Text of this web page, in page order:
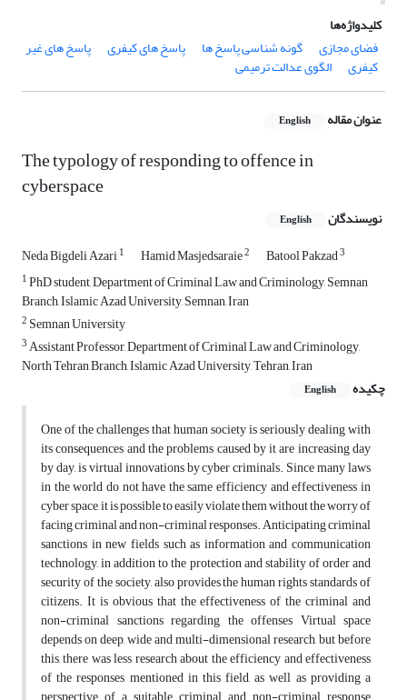
کلیدواژه‌ها
فضای مجازی
گونه شناسی پاسخ ها پاسخ های کیفری پاسخ های غیر
کیفری الگوی عدالت ترمیمی
عنوان مقاله English
The typology of responding to offence in
cyberspace
نویسندگان English
Neda Bigdeli Azari1 Hamid Masjedsaraie2 Batool Pakzad3
1PhD student, Department of Criminal Law and Criminology, Semnan
Branch, Islamic Azad University, Semnan, Iran
2 Semnan University
3Assistant Professor, Department of Criminal Law and Criminology,
North Tehran Branch, Islamic Azad University, Tehran, Iran
چکیده
English
One of the challenges that human society is seriously dealing with
its consequences and the problems caused by it are increasing day
by day, is virtual innovations by cyber criminals. Since many laws
in the world do not have the same efficiency and effectiveness in
cyber space, it is possible to easily violate them without the worry of
facing criminal and non-criminal responses. Anticipating criminal
sanctions in new fields such as information and communication
technology, in addition to the protection and stability of order and
security of the society, also provides the human rights standards of
citizens. It is obvious that the effectiveness of the criminal and
non-criminal sanctions regarding the offenses Virtual space
depends on deep, wide and multi-dimensional research, but before
this, there was less research about the efficiency and effectiveness
of the responses mentioned in this field, as well as providing a